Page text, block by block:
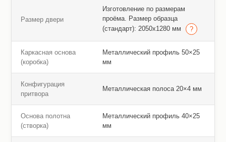
Размер двери
Изготовление по размерам
проёма. Размер образца
(стандарт): 2050х1280 мм
Каркасная основа
(коробка)
Металлический профиль 50×25
мм
Конфигурация
притвора
Металлическая полоса 20×4 мм
Основа полотна
(створка)
Металлический профиль 40×25
мм